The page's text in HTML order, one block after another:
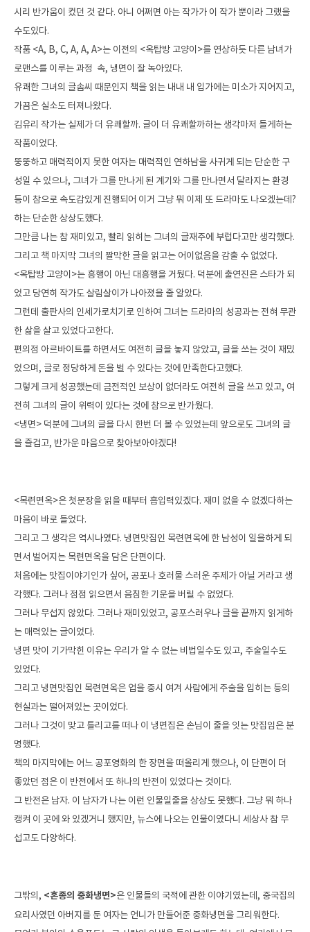
시리 반가움이 컸던 것 같다. 아니 어쩌면 아는 작가가 이 작가 뿐이라 그랬을
수도있다.
작품 <A, B, C, A, A, A>는 이전의 <옥탑방 고양이>를 연상하듯 다른 남녀가
로맨스를 이루는 과정  속, 냉면이 잘 녹아있다.
유쾌한 그녀의 글솜씨 때문인지 책을 읽는 내내 내 입가에는 미소가 지어지고,
가끔은 실소도 터져나왔다.
김유리 작가는 실제가 더 유쾌할까. 글이 더 유쾌할까하는 생각마저 들게하는
작품이었다.
뚱뚱하고 매력적이지 못한 여자는 매력적인 연하남을 사귀게 되는 단순한 구
성일 수 있으나, 그녀가 그를 만나게 된 계기와 그를 만나면서 달라지는 환경
등이 참으로 속도감있게 진행되어 이거 그냥 뭐 이제 또 드라마도 나오겠는데?
하는 단순한 상상도했다.
그만큼 나는 참 재미있고, 빨리 읽히는 그녀의 글재주에 부럽다고만 생각했다.
그리고 책 마지막 그녀의 짤막한 글을 읽고는 어이없음을 감출 수 없었다.
<옥탑방 고양이>는 흥행이 아닌 대흥행을 거뒀다. 덕분에 출연진은 스타가 되
었고 당연히 작가도 살림살이가 나아졌을 줄 알았다.
그런데 출판사의 인세가로치기로 인하여 그녀는 드라마의 성공과는 전혀 무관
한 삶을 살고 있었다고한다.
편의점 아르바이트를 하면서도 여전히 글을 놓지 않았고, 글을 쓰는 것이 재밌
었으며, 글로 정당하게 돈을 벌 수 있다는 것에 만족한다고했다.
그렇게 크게 성공했는데 금전적인 보상이 없더라도 여전히 글을 쓰고 있고, 여
전히 그녀의 글이 위력이 있다는 것에 참으로 반가웠다.
<냉면> 덕분에 그녀의 글을 다시 한번 더 볼 수 있었는데 앞으로도 그녀의 글
을 즐겁고, 반가운 마음으로 찾아보아야겠다!
<목련면옥>은 첫문장을 읽을 때부터 흡입력있겠다. 재미 없을 수 없겠다하는
마음이 바로 들었다.
그리고 그 생각은 역시나였다. 냉면맛집인 목련면옥에 한 남성이 일을하게 되
면서 벌어지는 목련면옥을 담은 단편이다.
처음에는 맛집이야기인가 싶어, 공포나 호러물 스러운 주제가 아닐 거라고 생
각했다. 그러나 점점 읽으면서 음침한 기운을 버릴 수 없었다.
그러나 무섭지 않았다. 그러나 재미있었고, 공포스러우나 글을 끝까지 읽게하
는 매력있는 글이었다.
냉면 맛이 기가막힌 이유는 우리가 알 수 없는 비법일수도 있고, 주술일수도
있었다.
그리고 냉면맛집인 목련면옥은 업을 중시 여겨 사람에게 주술을 입히는 등의
현실과는 떨어져있는 곳이었다.
그러나 그것이 맞고 틀리고를 떠나 이 냉면집은 손님이 줄을 잇는 맛집임은 분
명했다.
책의 마지막에는 어느 공포영화의 한 장면을 떠올리게 했으나, 이 단편이 더
좋았던 점은 이 반전에서 또 하나의 반전이 있었다는 것이다.
그 반전은 남자. 이 남자가 나는 이런 인물일줄을 상상도 못했다. 그냥 뭐 하나
캥켜 이 곳에 와 있겠거니 했지만, 뉴스에 나오는 인물이였다니 세상사 참 무
섭고도 다양하다.
그밖의, <혼종의 중화냉면>은 인물들의 국적에 관한 이야기였는데, 중국집의
요리사였던 아버지를 둔 여자는 언니가 만들어준 중화냉면을 그리워한다.